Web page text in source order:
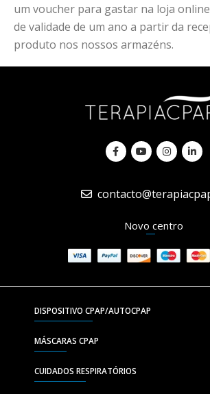
um voucher para gastar na loja
de validade de um ano a partir da
produto nos nossos armazéns.
Novo centro
DISPOSITIVO CPAP/AUTOCPAP
MÁSCARAS CPAP
CUIDADOS RESPIRATÓRIOS